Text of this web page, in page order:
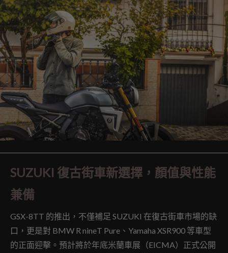
SUZUKI 復古街車新選擇，顏值與性能
兼備
GSX-8TT 的推出，不僅補足 SUZUKI 在復古街車市場的缺
口，更是對 BMW R nineT Pure、Yamaha XSR900 等車型
的正面迎擊。預計將於年底米蘭車展（EICMA）正式公開